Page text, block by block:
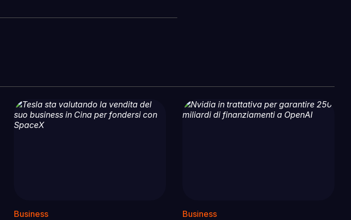
Business Business